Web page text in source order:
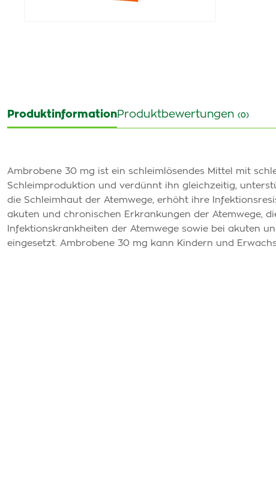
ProduktinformationProduktbewertungen (0)
Ambrobene 30 mg ist ein schleimlösendes Mittel mit
Schleimproduktion und verdünnt ihn gleichzeitig,
die Schleimhaut der Atemwege, erhöht ihre
akuten und chronischen Erkrankungen der Atemwege,
Infektionskrankheiten der Atemwege sowie bei akuten
eingesetzt. Ambrobene 30 mg kann Kindern und